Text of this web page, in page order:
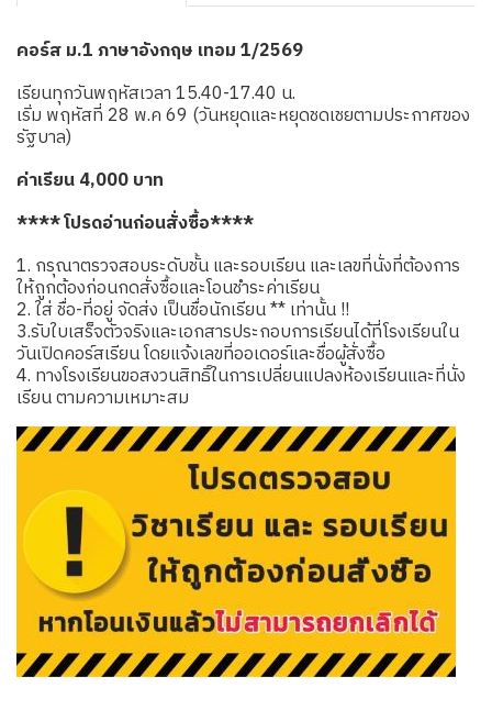
คอร์ส ม.1 ภาษาอังกฤษ เทอม 1/2569
เรียนทุกวันพฤหัสเวลา 15.40-17.40 น.
เริ่ม พฤหัสที่ 28 พ.ค 69 (วันหยุดและหยุดชดเชยตามประกาศของ
รัฐบาล)
ค่าเรียน 4,000 บาท
**** โปรดอ่านก่อนสั่งซื้อ****
1. กรุณาตรวจสอบระดับชั้น และรอบเรียน และเลขที่นั่งที่ต้องการ
ให้ถูกต้องก่อนกดสั่งซื้อและโอนชำระค่าเรียน
2. ใส่ ชื่อ-ที่อยู่ จัดส่ง เป็นชื่อนักเรียน ** เท่านั้น !!
3.รับใบเสร็จตัวจริงและเอกสารประกอบการเรียนได้ที่โรงเรียนใน
วันเปิดคอร์สเรียน โดยแจ้งเลขที่ออเดอร์และชื่อผู้สั่งซื้อ
4. ทางโรงเรียนขอสงวนสิทธิ์ในการเปลี่ยนแปลงห้องเรียนและที่นั่ง
เรียน ตามความเหมาะสม